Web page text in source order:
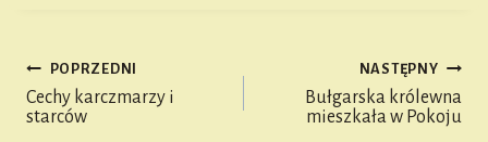
Nawigacja
wpisu
POPRZEDNI
Cechy karczmarzy i
starców
NASTĘPNY
Bułgarska królewna
mieszkała w Pokoju